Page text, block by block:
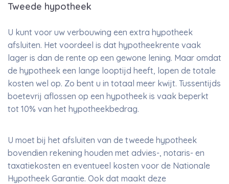
Tweede hypotheek
U kunt voor uw verbouwing een extra hypotheek
afsluiten. Het voordeel is dat hypotheekrente vaak
lager is dan de rente op een gewone lening. Maar omdat
de hypotheek een lange looptijd heeft, lopen de totale
kosten wel op. Zo bent u in totaal meer kwijt. Tussentijds
boetevrij aflossen op een hypotheek is vaak beperkt
tot 10% van het hypotheekbedrag.
U moet bij het afsluiten van de tweede hypotheek
bovendien rekening houden met advies-, notaris- en
taxatiekosten en eventueel kosten voor de Nationale
Hypotheek Garantie. Ook dat maakt deze